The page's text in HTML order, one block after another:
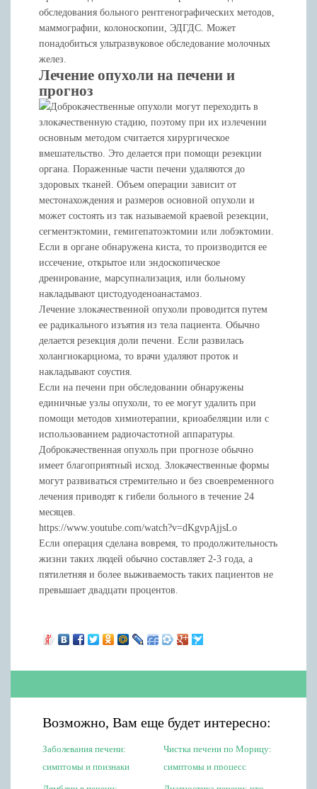
обследования больного рентгенографических методов,
маммографии, колоноскопии, ЭДГДС. Может
понадобиться ультразвуковое обследование молочных
желез.
Лечение опухоли на печени и
прогноз
Доброкачественные опухоли могут переходить в
злокачественную стадию, поэтому при их излечении
основным методом считается хирургическое
вмешательство. Это делается при помощи резекции
органа. Пораженные части печени удаляются до
здоровых тканей. Объем операции зависит от
местонахождения и размеров основной опухоли и
может состоять из так называемой краевой резекции,
сегментэктомии, гемигепатоэктомии или лобэктомии.
Если в органе обнаружена киста, то производится ее
иссечение, открытое или эндоскопическое
дренирование, марсупнализация, или больному
накладывают цистодуоденоанастамоз.
Лечение злокачественной опухоли проводится путем
ее радикального изъятия из тела пациента. Обычно
делается резекция доли печени. Если развилась
холангиокарциома, то врачи удаляют проток и
накладывают соустия.
Если на печени при обследовании обнаружены
единичные узлы опухоли, то ее могут удалить при
помощи методов химиотерапии, криоабеляции или с
использованием радиочастотной аппаратуры.
Доброкачественная опухоль при прогнозе обычно
имеет благоприятный исход. Злокачественные формы
могут развиваться стремительно и без своевременного
лечения приводят к гибели больного в течение 24
месяцев.
https://www.youtube.com/watch?v=dKgvpAjjsLo
Если операция сделана вовремя, то продолжительность
жизни таких людей обычно составляет 2-3 года, а
пятилетняя и более выживаемость таких пациентов не
превышает двадцати процентов.
Возможно, Вам еще будет интересно:
Заболевания печени:
симптомы и признаки
болезней, лечение, диета
Чистка печени по Морицу:
симптомы и процесс
(видео)